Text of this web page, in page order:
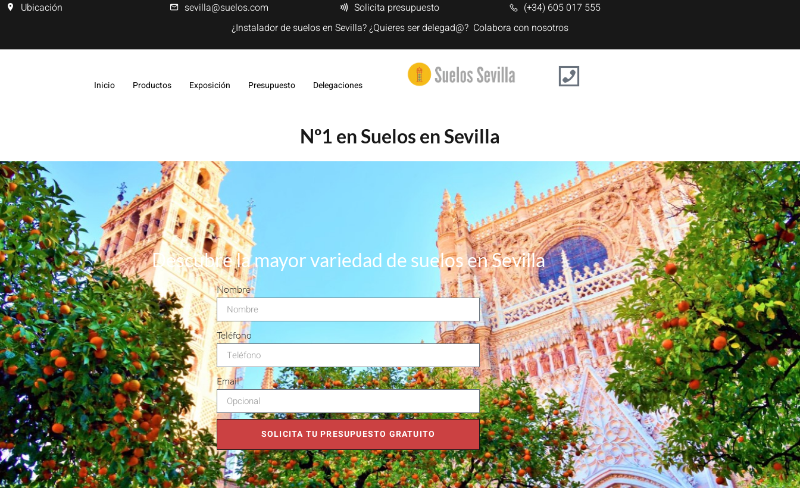
Ubicación sevilla@suelos.com Solicita presupuesto
(+34) 605 017 555
¿Instalador de suelos en Sevilla? ¿Quieres ser delegad@? Colabora con nosotros
Inicio Productos Exposición Presupuesto Delegaciones
Nº1 en Suelos en Sevilla
Descubre la mayor variedad de suelos en Sevilla
Nombre
Teléfono
Email
SOLICITA TU PRESUPUESTO GRATUITO